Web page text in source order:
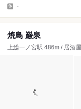
-
焼鳥 巌泉
上総一ノ宮駅 486m / 居酒屋